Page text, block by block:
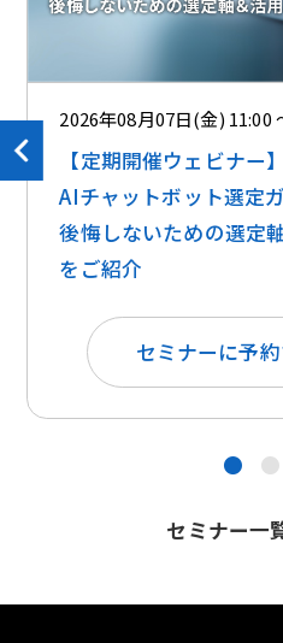
2026年08月07日(金) 11:00
【定期開催ウェビナー】
AIチャットボット選定
後悔しないための選定
をご紹介
セミナーに予約
● ●
セミナー一